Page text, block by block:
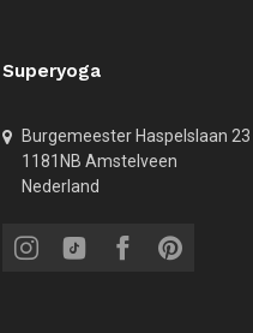
Superyoga
Burgemeester Haspelslaan 23
1181NB Amstelveen
Nederland